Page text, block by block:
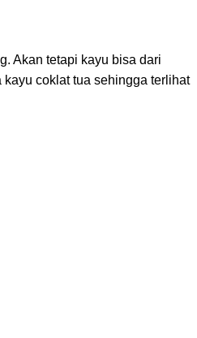
Akan tetapi kayu bisa dari
coklat tua sehingga terlihat